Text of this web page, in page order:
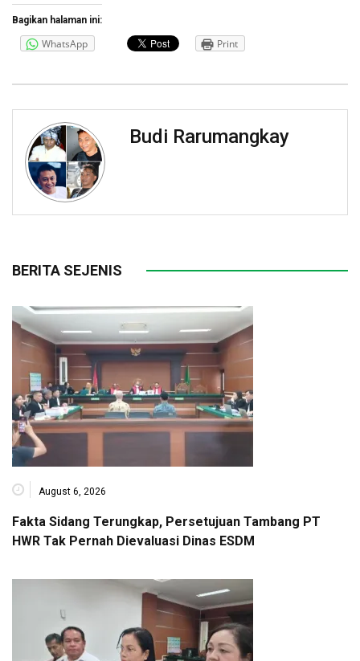
Bagikan halaman ini:
WhatsApp Print
Budi Rarumangkay
BERITA SEJENIS
August 6, 2026
Fakta Sidang Terungkap, Persetujuan Tambang PT
HWR Tak Pernah Dievaluasi Dinas ESDM